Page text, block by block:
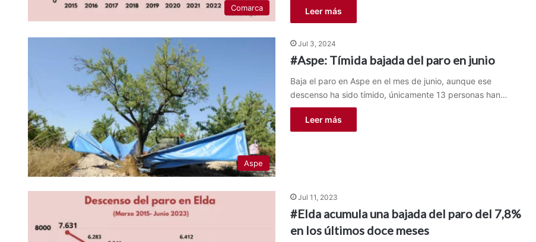
Comarca Leer más
Aspe
Jul 3, 2024
#Aspe: Tímida bajada del paro en junio
Baja el paro en Aspe en el mes de junio, aunque ese
descenso ha sido tímido, únicamente 13 personas han…
Leer más
Jul 11, 2023
#Elda acumula una bajada del paro del 7,8%
en los últimos doce meses